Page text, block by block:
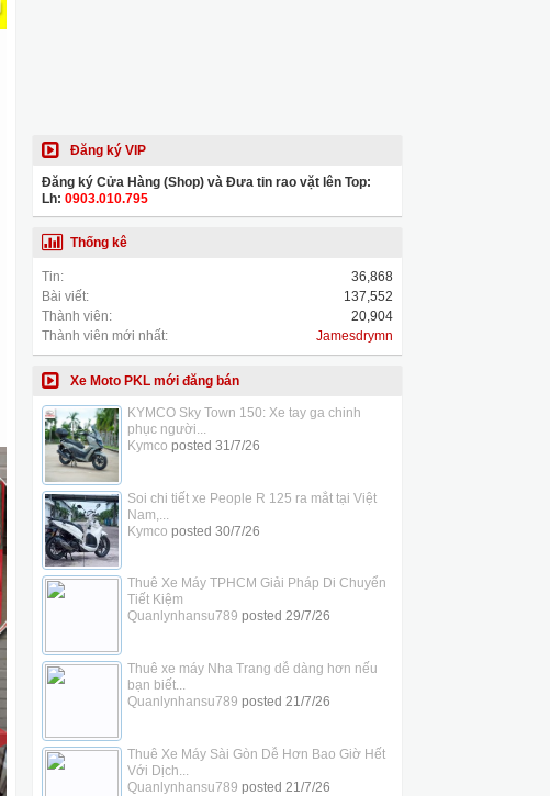
Đăng ký VIP
Đăng ký Cửa Hàng (Shop) và Đưa tin rao vặt lên Top:
Lh: 0903.010.795
Thống kê
Tin:
36,868
Bài viết:
137,552
Thành viên:
20,904
Thành viên mới nhất:
Jamesdrymn
Xe Moto PKL mới đăng bán
KYMCO Sky Town 150: Xe tay ga chinh
phục người...
Kymco posted 31/7/26
Soi chi tiết xe People R 125 ra mắt tại Việt
Nam,...
Kymco posted 30/7/26
Thuê Xe Máy TPHCM Giải Pháp Di Chuyển
Tiết Kiệm
Quanlynhansu789 posted 29/7/26
Thuê xe máy Nha Trang dễ dàng hơn nếu
bạn biết...
Quanlynhansu789 posted 21/7/26
Thuê Xe Máy Sài Gòn Dễ Hơn Bao Giờ Hết
Với Dịch...
Quanlynhansu789 posted 21/7/26